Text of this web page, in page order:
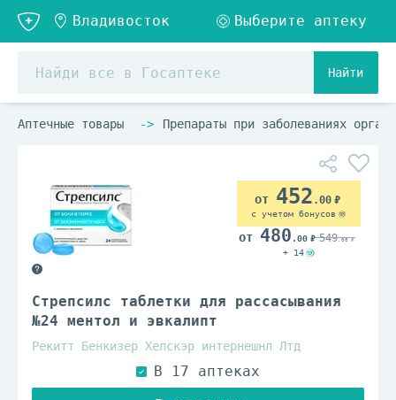
Найти
Аптечные товары Препараты при заболеваниях
Стрепсилс таблетки для рассасывания
№24 ментол и эвкалипт
Рекитт Бенкизер Хелскэр интернешнл Лтд
452 .00
с учетом бонусов
480 .00 549.00
+ 14